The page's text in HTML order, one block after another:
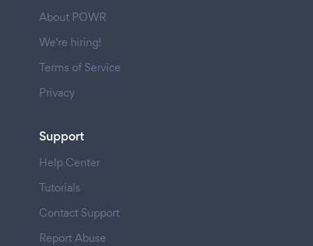
About POWR
We're hiring!
Terms of Service
Privacy
Support
Help Center
Tutorials
Contact Support
Report Abuse